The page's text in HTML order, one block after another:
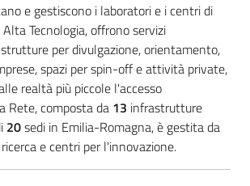
e gestiscono i laboratori e i centri di
Tecnologia, offrono servizi
per divulgazione, orientamento,
spazi per spin-off e attività private,
realtà più piccole l'accesso
Rete, composta da 13 infrastrutture
20sedi in Emilia-Romagna, è gestita da
e centri per l'innovazione.